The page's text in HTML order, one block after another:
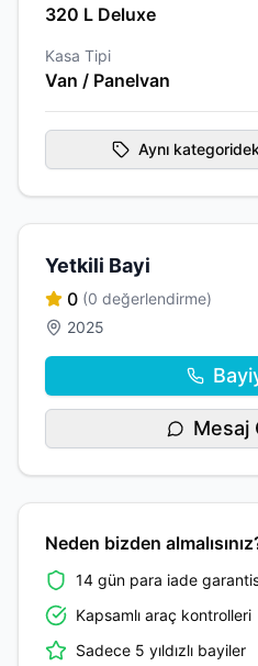
320 L Deluxe
Kasa Tipi
Van / Panelvan
Aynı
Yetkili Bayi
0 (0 değerlendirme)
2025
Mesaj
Neden bizden
14 gün para iade
Kapsamlı araç kontrolleri
Sadece 5 yıldızlı bayiler